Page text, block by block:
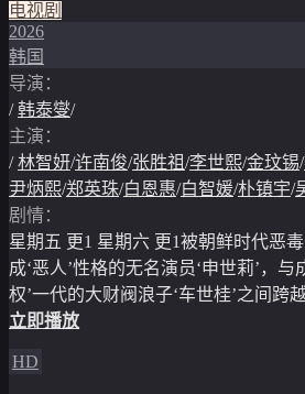
电视剧
2026
韩国
导演：
/ 韩泰燮/
主演：
/ 林智妍/许南俊/张胜祖/李世熙/金玟锡/
尹炳熙/郑英珠/白恩惠/白智媛/朴镇宇/
剧情：
星期五 更1 星期六 更1被朝鲜时代恶
成‘恶人’性格的无名演员‘申世莉’，
权’一代的大财阀浪子‘车世桂’之间跨
立即播放
HD